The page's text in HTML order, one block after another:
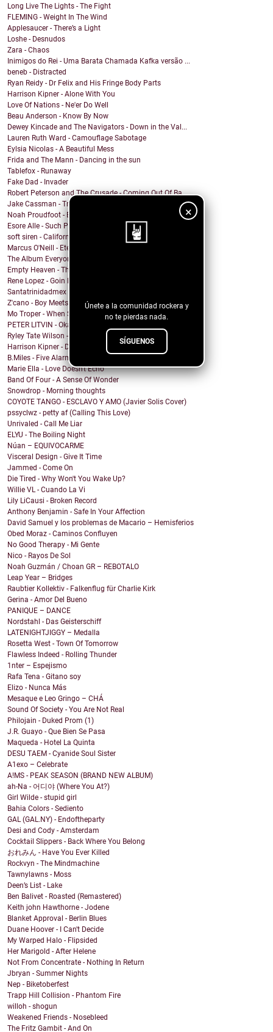
×
Únete a la comunidad rockera y
no te pierdas nada.
SÍGUENOS
Long Live The Lights - The Fight
FLEMING - Weight In The Wind
Applesaucer - There’s a Light
Loshe - Desnudos
Zara - Chaos
Inimigos do Rei - Uma Barata Chamada Kafka versão ...
beneb - Distracted
Ryan Reidy - Dr Felix and His Fringe Body Parts
Harrison Kipner - Alone With You
Love Of Nations - Ne'er Do Well
Beau Anderson - Know By Now
Dewey Kincade and The Navigators - Down in the Val...
Lauren Ruth Ward - Camouflage Sabotage
Eylsia Nicolas - A Beautiful Mess
Frida and The Mann - Dancing in the sun
Tablefox - Runaway
Fake Dad - Invader
Robert Peterson and The Crusade - Coming Out Of Ba...
Jake Cassman - Trying To Mourn A Friend Of Mine
Noah Proudfoot - Born to Fly
Esore Alle - Such Pretty Lies
soft siren - California Heatwave
Marcus O'Neill - Eternal Flame
The Album Everyone Wants - Chris Portka
Empty Heaven - The Center of My Universe
Rene Lopez - Goin Back To Lovin
Santatrinidadmex - El mechudo la leyenda
Z'cano - Boy Meets World
Mo Troper - When She Says My Name
PETER LITVIN - Okay Alright
Ryley Tate Wilson - Party Girl
Harrison Kipner - Don't Let Me Down
B.Miles - Five Alarm
Marie Ella - Love Doesn't Echo
Band Of Four - A Sense Of Wonder
Snowdrop - Morning thoughts
COYOTE TANGO - ESCLAVO Y AMO (Javier Solis Cover)
pssyclwz - petty af (Calling This Love)
Unrivaled - Call Me Liar
ELYU - The Boiling Night
Núan – EQUIVOCARME
Visceral Design - Give It Time
Jammed - Come On
Die Tired - Why Won't You Wake Up?
Willie VL - Cuando La Vi
Lily LiCausi - Broken Record
Anthony Benjamin - Safe In Your Affection
David Samuel y los problemas de Macario – Hemisferios
Obed Moraz - Caminos Confluyen
No Good Therapy - Mi Gente
Nico - Rayos De Sol
Noah Guzmán / Choan GR – REBOTALO
Leap Year – Bridges
Raubtier Kollektiv - Falkenflug für Charlie Kirk
Gerina - Amor Del Bueno
PANIQUE – DANCE
Nordstahl - Das Geisterschiff
LATENIGHTJIGGY – Medalla
Rosetta West - Town Of Tomorrow
Flawless Indeed - Rolling Thunder
1nter – Espejismo
Rafa Tena - Gitano soy
Elizo - Nunca Más
Mesaque e Leo Gringo – CHÁ
Sound Of Society - You Are Not Real
Philojain - Duked Prom (1)
J.R. Guayo - Que Bien Se Pasa
Maqueda - Hotel La Quinta
DESU TAEM - Cyanide Soul Sister
A1exo – Celebrate
A!MS - PEAK SEASON (BRAND NEW ALBUM)
ah-Na - 어디야 (Where You At?)
Girl Wilde - stupid girl
Bahia Colors - Sediento
GAL (GAL.NY) - Endoftheparty
Desi and Cody - Amsterdam
Cocktail Slippers - Back Where You Belong
おれみん - Have You Ever Killed
Rockvyn - The Mindmachine
Tawnylawns - Moss
Deen’s List - Lake
Ben Balivet - Roasted (Remastered)
Keith john Hawthorne - Jodene
Blanket Approval - Berlin Blues
Duane Hoover - I Can't Decide
My Warped Halo - Flipsided
Her Marigold - After Helene
Not From Concentrate - Nothing In Return
Jbryan - Summer Nights
Nep - Biketoberfest
Trapp Hill Collision - Phantom Fire
willoh - shogun
Weakened Friends - Nosebleed
The Fritz Gambit - And On